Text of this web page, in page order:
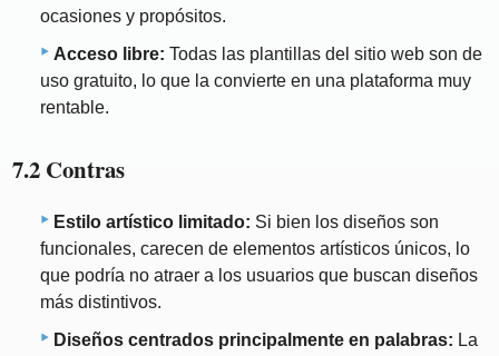
ocasiones y propósitos.
Acceso libre: Todas las plantillas del sitio web son de
uso gratuito, lo que la convierte en una plataforma muy
rentable.
7.2 Contras
Estilo artístico limitado: Si bien los diseños son
funcionales, carecen de elementos artísticos únicos, lo
que podría no atraer a los usuarios que buscan diseños
más distintivos.
Diseños centrados principalmente en palabras: La